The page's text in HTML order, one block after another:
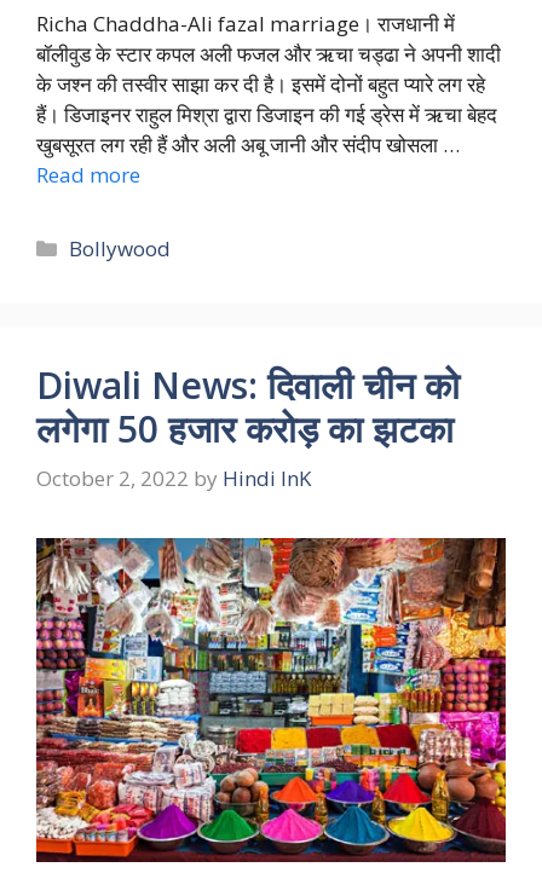
Richa Chaddha-Ali fazal marriage। राजधानी में
बॉलीवुड के स्टार कपल अली फजल और ऋचा चड्ढा ने अपनी शादी
के जश्न की तस्वीर साझा कर दी है। इसमें दोनों बहुत प्यारे लग रहे
हैं। डिजाइनर राहुल मिश्रा द्वारा डिजाइन की गई ड्रेस में ऋचा बेहद
खुबसूरत लग रही हैं और अली अबू जानी और संदीप खोसला …
Read more
Categories
Bollywood
Diwali News: दिवाली चीन को
लगेगा 50 हजार करोड़ का झटका
October 2, 2022 by Hindi InK